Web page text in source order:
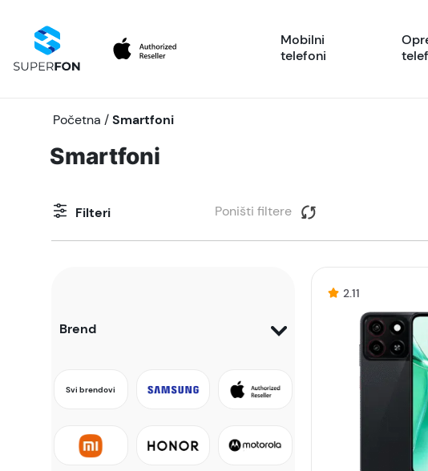
Mobilni
telefoni
Početna /Smartfoni
Smartfoni
Filteri Poništi filtere
Brend
Svi brendovi
2.11